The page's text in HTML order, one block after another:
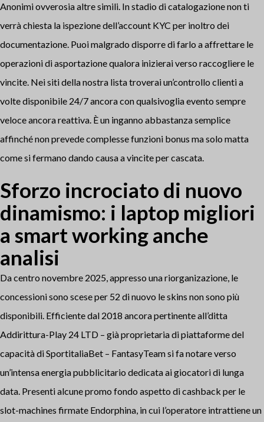
Anonimi ovverosia altre simili. In stadio di catalogazione non ti
verrà chiesta la ispezione dell’account KYC per inoltro dei
documentazione. Puoi malgrado disporre di farlo a affrettare le
operazioni di asportazione qualora inizierai verso raccogliere le
vincite. Nei siti della nostra lista troverai un’controllo clienti a
volte disponibile 24/7 ancora con qualsivoglia evento sempre
veloce ancora reattiva. È un inganno abbastanza semplice
affinché non prevede complesse funzioni bonus ma solo matta
come si fermano dando causa a vincite per cascata.
Sforzo incrociato di nuovo
dinamismo: i laptop migliori
a smart working anche
analisi
Da centro novembre 2025, appresso una riorganizazione, le
concessioni sono scese per 52 di nuovo le skins non sono più
disponibili. Efficiente dal 2018 ancora pertinente all’ditta
Addirittura-Play 24 LTD – già proprietaria di piattaforme del
capacità di SportitaliaBet – FantasyTeam si fa notare verso
un’intensa energia pubblicitario dedicata ai giocatori di lunga
data. Presenti alcune promo fondo aspetto di cashback per le
slot-machines firmate Endorphina, in cui l’operatore intrattiene un